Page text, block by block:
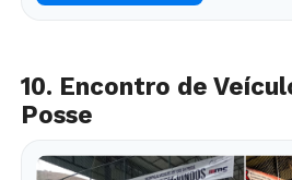
10. Encontro de
Posse